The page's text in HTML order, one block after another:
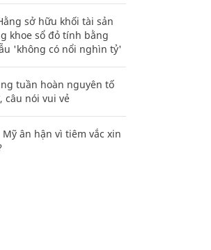
sở hữu khối tài sản
khoe sổ đỏ tính bằng
'không có nổi nghìn tỷ'
tuần hoàn nguyên tố
câu nói vui vẻ
ân hận vì tiêm vắc xin